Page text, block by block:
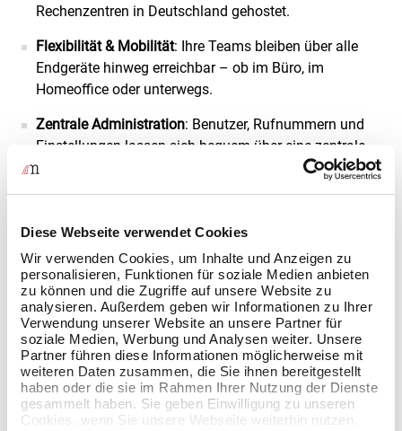
Diese Webseite verwendet Cookies
Wir verwenden Cookies, um Inhalte und Anzeigen zu
personalisieren, Funktionen für soziale Medien anbieten
zu können und die Zugriffe auf unsere Website zu
analysieren. Außerdem geben wir Informationen zu Ihrer
Verwendung unserer Website an unsere Partner für
soziale Medien, Werbung und Analysen weiter. Unsere
Partner führen diese Informationen möglicherweise mit
weiteren Daten zusammen, die Sie ihnen bereitgestellt
haben oder die sie im Rahmen Ihrer Nutzung der Dienste
gesammelt haben. Sie geben Einwilligung zu unseren
Cookies, wenn Sie unsere Webseite weiterhin nutzen.
Rechenzentren in Deutschland gehostet.
Flexibilität & Mobilität: Ihre Teams bleiben über alle
Endgeräte hinweg erreichbar – ob im Büro, im
Homeoffice oder unterwegs.
Zentrale Administration: Benutzer, Rufnummern und
Einstellungen lassen sich bequem über eine zentrale
Oberfläche verwalten.
Weg zur modernen Kommunikationsplattform – von der
ersten Beratung über die technische Umsetzung bis hin
zum laufenden Support. Wir sorgen dafür, dass Ihre
Lösung nicht nur funktioniert, sondern perfekt zu Ihren
Anforderungen passt.